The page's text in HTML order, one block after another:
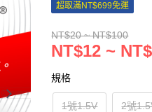
超取滿NT$699免運
NT$20 ~ NT$100
NT$12 ~
規格
1號1.5V 2號